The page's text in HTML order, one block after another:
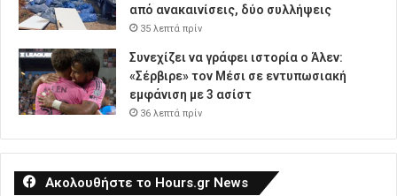
από ανακαινίσεις, δύο συλλήψεις
35 λεπτά πρίν
Συνεχίζει να γράφει ιστορία ο Άλεν:
«Σέρβιρε» τον Μέσι σε εντυπωσιακή
εμφάνιση με 3 ασίστ
36 λεπτά πρίν
Ακολουθήστε το Hours.gr News